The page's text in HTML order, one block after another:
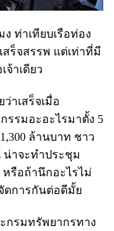
ท่าเทียบเรือท่อง
สร็จสรรพ แต่เท่าที่มี
จ้าเดียว
าเสร็จเมื่อ
รรมอะอะไรมาตั้ง 5
ล้านบาท ชาว
น่าจะทำประชุม
รือถ้านึกอะไรไม่
ดการกันต่อดีมั้ย
กรมทรัพยากรทาง